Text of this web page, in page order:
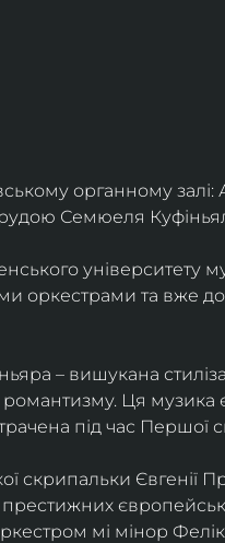
органному залі:
Семюеля
університету
оркестрами та вже
– вишукана
Ця музика
під час Першої
скрипальки Євгенії
престижних
мі мінор